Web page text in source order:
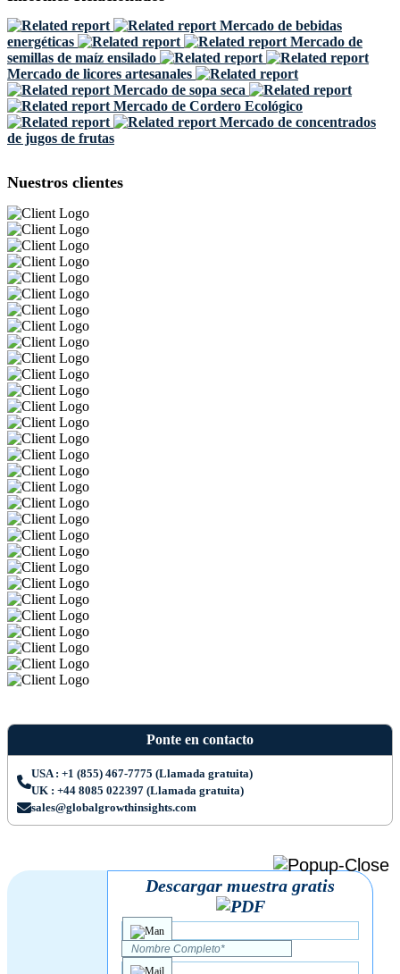
Mercado de bebidas
energéticas
Mercado de
semillas de maíz ensilado
Mercado de licores artesanales
Mercado de sopa seca
Mercado de Cordero Ecológico
Mercado de concentrados
de jugos de frutas
Nuestros clientes
Ponte en contacto
USA : +1 (855) 467-7775 (Llamada gratuita)
UK : +44 8085 022397 (Llamada gratuita)
sales@globalgrowthinsights.com
Descargar muestra gratis